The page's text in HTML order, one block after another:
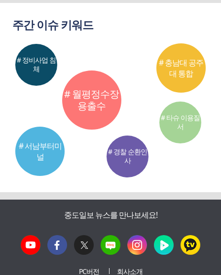
주간 이슈 키워드
# 월평정수장
용출수
# 서남부터미
널
# 충남대 공주
대 통합
# 정비사업 침
체
# 경찰 순환인
사
# 타슈 이용질
서
중도일보 뉴스를 만나보세요!
PC버전 회사소개